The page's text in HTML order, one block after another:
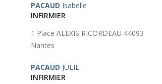
PACAUD Isabelle
INFIRMIER
1 Place ALEXIS RICORDEAU 44093
Nantes
PACAUD JULIE
INFIRMIER